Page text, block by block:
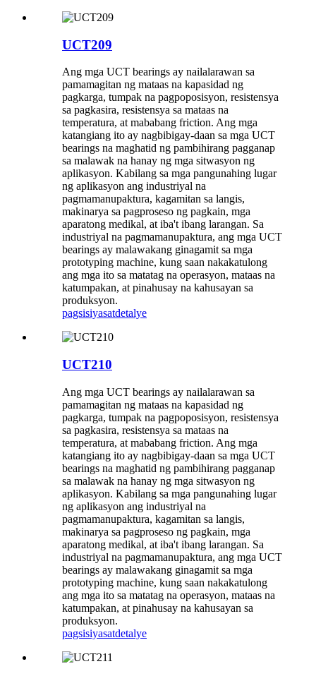
UCT209
Ang mga UCT bearings ay nailalarawan sa
pamamagitan ng mataas na kapasidad ng
pagkarga, tumpak na pagpoposisyon, resistensya
sa pagkasira, resistensya sa mataas na
temperatura, at mababang friction. Ang mga
katangiang ito ay nagbibigay-daan sa mga UCT
bearings na maghatid ng pambihirang pagganap
sa malawak na hanay ng mga sitwasyon ng
aplikasyon. Kabilang sa mga pangunahing lugar
ng aplikasyon ang industriyal na
pagmamanupaktura, kagamitan sa langis,
makinarya sa pagproseso ng pagkain, mga
aparatong medikal, at iba't ibang larangan. Sa
industriyal na pagmamanupaktura, ang mga UCT
bearings ay malawakang ginagamit sa mga
prototyping machine, kung saan nakakatulong
ang mga ito sa matatag na operasyon, mataas na
katumpakan, at pinahusay na kahusayan sa
produksyon.
pagsisiyasatdetalye
UCT210
Ang mga UCT bearings ay nailalarawan sa
pamamagitan ng mataas na kapasidad ng
pagkarga, tumpak na pagpoposisyon, resistensya
sa pagkasira, resistensya sa mataas na
temperatura, at mababang friction. Ang mga
katangiang ito ay nagbibigay-daan sa mga UCT
bearings na maghatid ng pambihirang pagganap
sa malawak na hanay ng mga sitwasyon ng
aplikasyon. Kabilang sa mga pangunahing lugar
ng aplikasyon ang industriyal na
pagmamanupaktura, kagamitan sa langis,
makinarya sa pagproseso ng pagkain, mga
aparatong medikal, at iba't ibang larangan. Sa
industriyal na pagmamanupaktura, ang mga UCT
bearings ay malawakang ginagamit sa mga
prototyping machine, kung saan nakakatulong
ang mga ito sa matatag na operasyon, mataas na
katumpakan, at pinahusay na kahusayan sa
produksyon.
pagsisiyasatdetalye